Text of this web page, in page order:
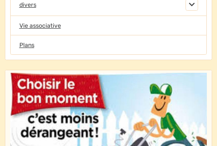
divers
Vie associative
Plans